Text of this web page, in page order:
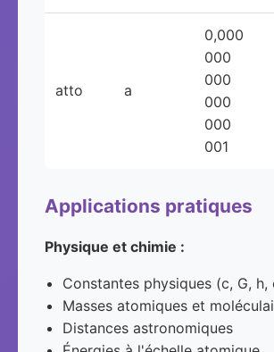
atto a
0,000
000
000
000
000
001
Applications pratiques
Physique et chimie :
Constantes physiques (c, G, h,
Masses atomiques et
Distances astronomiques